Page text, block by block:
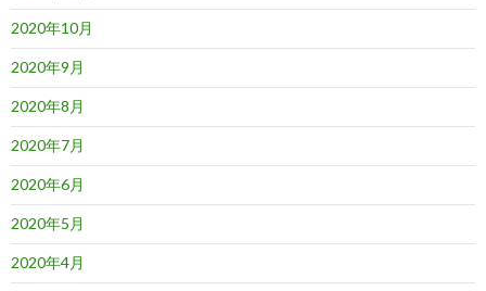
2020年10月
2020年9月
2020年8月
2020年7月
2020年6月
2020年5月
2020年4月